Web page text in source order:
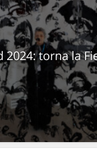
torna la